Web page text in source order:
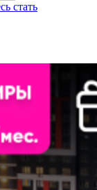
стать